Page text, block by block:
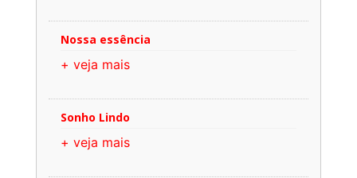
Nossa essência
+ veja mais
Sonho Lindo
+ veja mais